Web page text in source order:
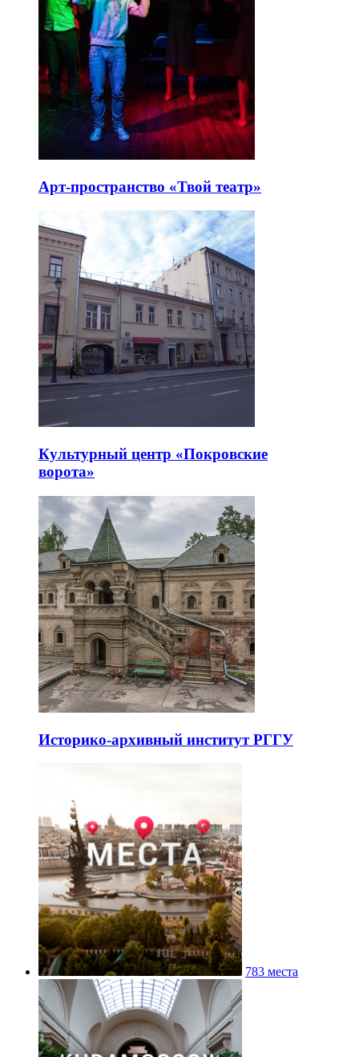
Арт-пространство «Твой театр»
Культурный центр «Покровские
ворота»
Историко-архивный институт РГГУ
783 места